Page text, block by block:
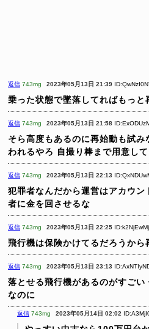
返信 743mg 2023年05月13日 21:39
乗った状態で墜落してればもっと
返信 743mg 2023年05月13日 21:58
そら高度もあるのに再始動も試
われるやろ 自撮り棒まで用意し
返信 743mg 2023年05月13日 22:13
犯罪者なんだから運営はアカウ
者に金を回させるな
返信 743mg 2023年05月13日 22:25
飛行機は保険かけてるだろうから
返信 743mg 2023年05月13日 23:13
落とせる飛行機があるのがすごい
なのに
返信 743mg 2023年05月14日 02:02